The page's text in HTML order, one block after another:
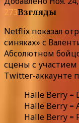
273Взгляды
Netflix показал
синяках» с
Абсолютном
сцены с
Twitter-аккаунте
Halle Berry =
Halle Berry =
Halle Berry =